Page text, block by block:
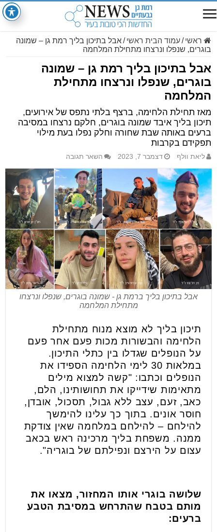
ראשי /עמוד הבית ראשי /אבל בתיכון בליך רמת גן – שמונה
בוגרים, שנפלו ונרצחו מתחילת המלחמה
אבל בתיכון בליך רמת גן – שמונה
בוגרים, שנפלו ונרצחו מתחילת
המלחמה
מאז תחילת הלחימה, ברצף בלתי נתפס של אירועים,
תיכון בליך איבד שמונה בוגרים, חלקם נרצחו במסיבה
ברעים באותה שבת שחורה וחלק נפלו בעת מילוי
תפקידם בקרבות
ליאת וולף דצמבר 7, 2023 השאר תגובה
אבל בתיכון בליך ברמת גן - שמונה בוגרים, שנפלו ונרצחו
מתחילת המלחמה
תיכון בליך לא מוצא מנוח מתחילת
הלחימה והבשורות מכות פעם אחר פעם
על הנופלים שגדלו בין כתלי התיכון.
במלאות 30 לימי הלחימה הספידו את
הנופלים וכתבו: "קשה למצוא מילים
מתאימות שידייקו את תחושותינו, הלם,
כאב, זעם, עצב ללא גבול, תסכול, אובדן,
חוסר אונים. בתוך כך עלינו להימשך
להילחם – להילחם במלחמה שאין צודקת
ממנה. משפחת בליך מרכינה ראש בכאב
עצום על הירצם ונפילתם של בוגריה".
שלושה בוגרי אותו המחזור, מצאו את
מותם בטבח שהתרחש במסיבת הטבע
ברעים: